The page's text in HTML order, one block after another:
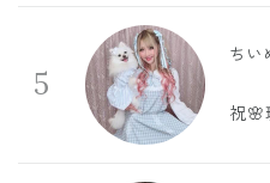
5
ちい
祝🌸